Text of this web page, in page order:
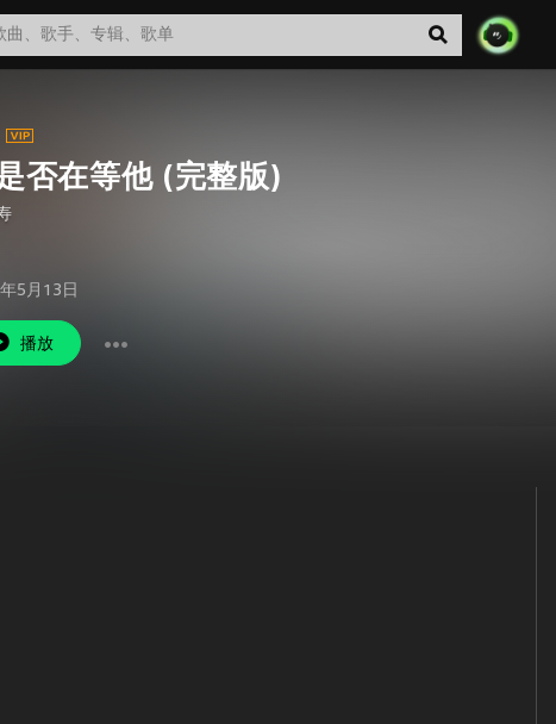
否在等他 (完整版)
5月13日
播放